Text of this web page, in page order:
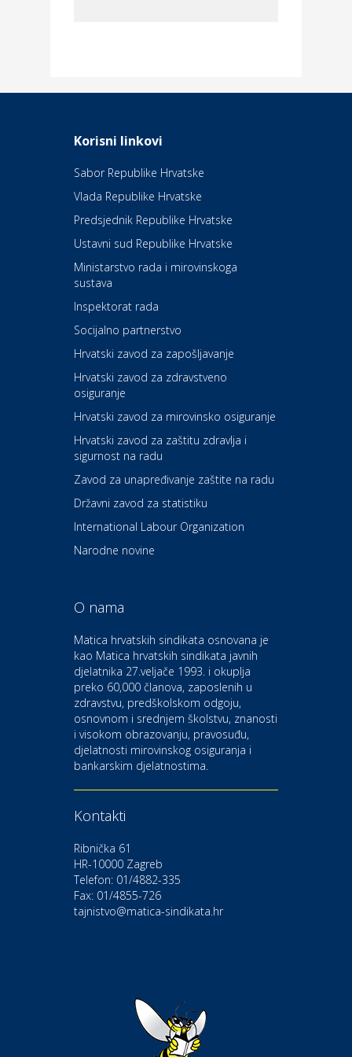
Daruvarske toplice – ljekovita
Kultura i edukacija
Kazalište Kerempuh
Kultura i edukacija
Kazalište ZKM
Auto-moto i tehnika
Zdravlje i osiguranje
Povoljnosti
Dental Sudar
Dom i dizajn
Euro-vrt – kosilice, motorne
Odmor
Bistrica
Auto-moto i tehnika
CIAK Auto d.o.o.
Kultura i edukacija
Kazalište Gavella
Moda i ljepota
Gastro
Hotel Bunčić Vrbovec
Izletište i vinotočje VINIA
Korisni linkovi
Sabor Republike Hrvatske
Vlada Republike Hrvatske
Predsjednik Republike Hrvatske
Ustavni sud Republike Hrvatske
Ministarstvo rada i mirovinskoga
sustava
Inspektorat rada
Socijalno partnerstvo
Hrvatski zavod za zapošljavanje
Hrvatski zavod za zdravstveno
osiguranje
Hrvatski zavod za mirovinsko osiguranje
Hrvatski zavod za zaštitu zdravlja i
sigurnost na radu
Zavod za unapređivanje zaštite na radu
Državni zavod za statistiku
International Labour Organization
Narodne novine
O nama
Matica hrvatskih sindikata osnovana je
kao Matica hrvatskih sindikata javnih
djelatnika 27.veljače 1993. i okuplja
preko 60,000 članova, zaposlenih u
zdravstvu, predškolskom odgoju,
osnovnom i srednjem školstvu, znanosti
i visokom obrazovanju, pravosuđu,
djelatnosti mirovinskog osiguranja i
bankarskim djelatnostima.
Kontakti
Ribnička 61
HR-10000 Zagreb
Telefon: 01/4882-335
Fax: 01/4855-726
tajnistvo@matica-sindikata.hr